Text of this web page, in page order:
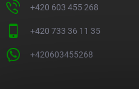
+420 603 455 268
+420 733 36 11 35
+420603455268